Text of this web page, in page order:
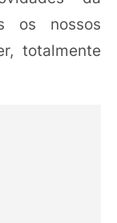
os nossos
totalmente